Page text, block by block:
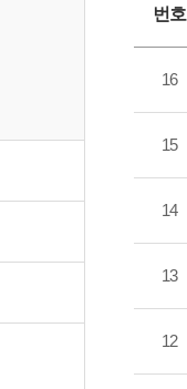
번호
16
15
14
13
12